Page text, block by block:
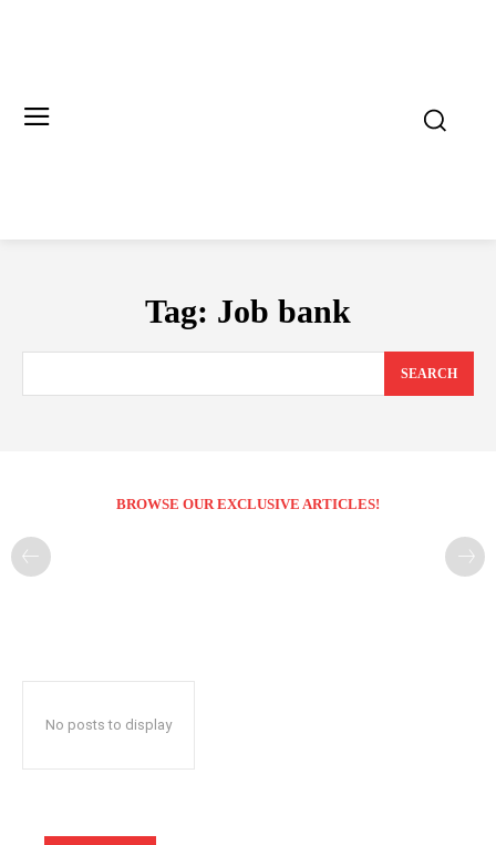
Tag: Job bank
SEARCH
BROWSE OUR EXCLUSIVE ARTICLES!
No posts to display